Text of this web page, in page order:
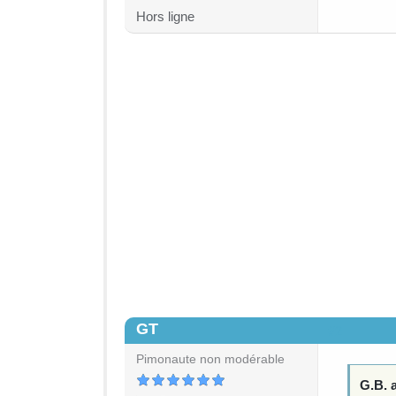
Hors ligne
GT
Pimonaute non modérable
G.B.